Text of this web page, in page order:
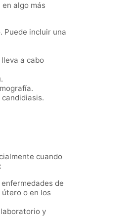
algo más
Puede incluir una
a cabo
cuando
de
o en los
y